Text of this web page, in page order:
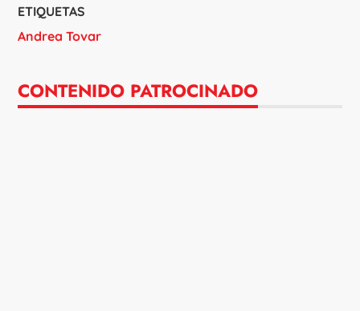
ETIQUETAS
Andrea Tovar
CONTENIDO PATROCINADO